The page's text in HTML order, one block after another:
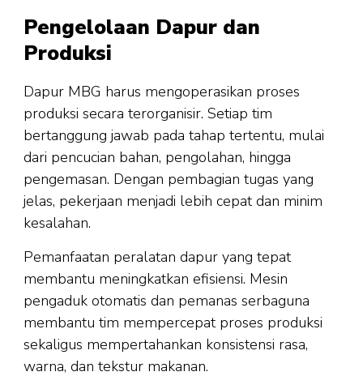
Pengelolaan Dapur dan
Produksi
Dapur MBG harus mengoperasikan proses
produksi secara terorganisir. Setiap tim
bertanggung jawab pada tahap tertentu, mulai
dari pencucian bahan, pengolahan, hingga
pengemasan. Dengan pembagian tugas yang
jelas, pekerjaan menjadi lebih cepat dan minim
kesalahan.
Pemanfaatan peralatan dapur yang tepat
membantu meningkatkan efisiensi. Mesin
pengaduk otomatis dan pemanas serbaguna
membantu tim mempercepat proses produksi
sekaligus mempertahankan konsistensi rasa,
warna, dan tekstur makanan.